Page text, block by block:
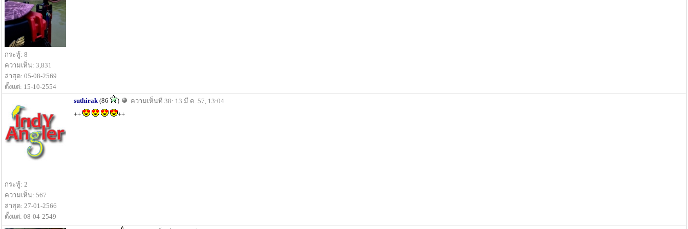
กระทู้: 8
ความเห็น: 3,831
ล่าสุด: 05-08-2569
ตั้งแต่: 15-10-2554
กระทู้: 2
ความเห็น: 567
ล่าสุด: 27-01-2566
ตั้งแต่: 08-04-2549
suthirak (86 )
ความเห็นที่ 38: 13 มี.ค. 57, 13:04
++
++